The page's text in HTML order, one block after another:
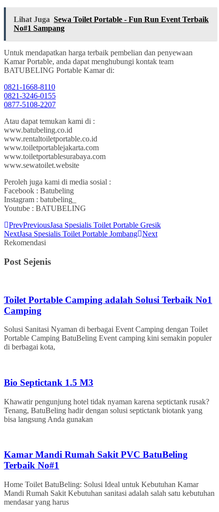
Lihat Juga Sewa Toilet Portable - Fun Run Event Terbaik
No#1 Sampang
Untuk mendapatkan harga terbaik pembelian dan penyewaan
Kamar Portable, anda dapat menghubungi kontak team
BATUBELING Portable Kamar di:
0821-1668-8110
0821-3246-0155
0877-5108-2207
Atau dapat temukan kami di :
www.batubeling.co.id
www.rentaltoiletportable.co.id
www.toiletportablejakarta.com
www.toiletportablesurabaya.com
www.sewatoilet.website
Peroleh juga kami di media sosial :
Facebook : Batubeling
Instagram : batubeling_
Youtube : BATUBELING
PrevPreviousJasa Spesialis Toilet Portable Gresik
NextJasa Spesialis Toilet Portable Jombang Next
Rekomendasi
Post Sejenis
Toilet Portable Camping adalah Solusi Terbaik No1
Camping
Solusi Sanitasi Nyaman di berbagai Event Camping dengan Toilet
Portable Camping BatuBeling Event camping kini semakin populer
di berbagai kota,
Bio Septictank 1.5 M3
Khawatir pengunjung hotel tidak nyaman karena septictank rusak?
Tenang, BatuBeling hadir dengan solusi septictank biotank yang
bisa langsung Anda gunakan
Kamar Mandi Rumah Sakit PVC BatuBeling
Terbaik No#1
Home Toilet BatuBeling: Solusi Ideal untuk Kebutuhan Kamar
Mandi Rumah Sakit Kebutuhan sanitasi adalah salah satu kebutuhan
mendasar yang harus